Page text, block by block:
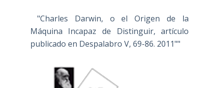
"Charles Darwin, o el Origen de la
Máquina Incapaz de Distinguir, artículo
publicado en Despalabro V, 69-86. 2011""